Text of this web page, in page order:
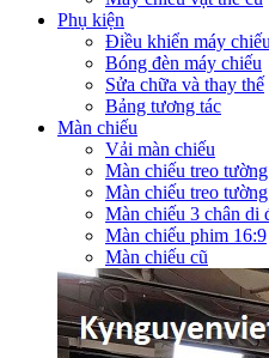
Phụ kiện
Điều khiển máy chiếu
Bóng đèn máy chiếu
Sửa chữa và thay thế
Bảng tương tác
Màn chiếu
Vải màn chiếu
Màn chiếu treo
Màn chiếu treo
Màn chiếu 3 chân di
Màn chiếu phim 16:9
Màn chiếu cũ